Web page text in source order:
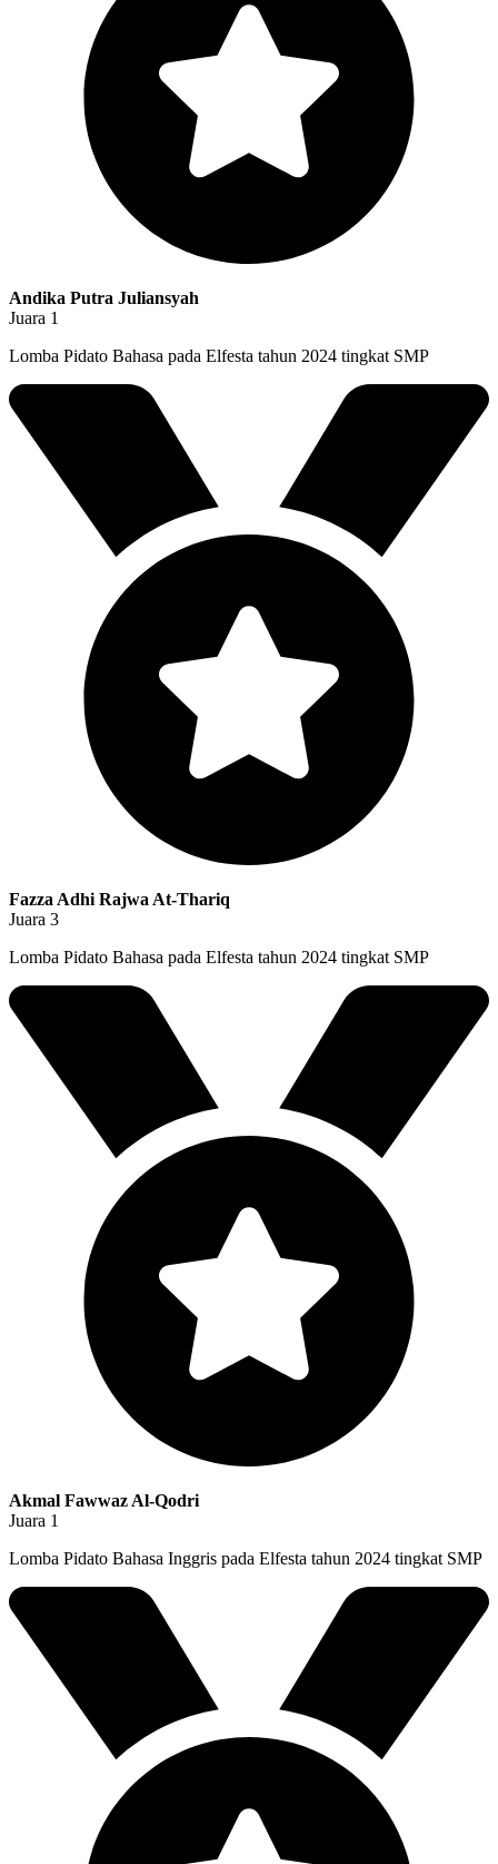
Andika Putra Juliansyah
Juara 1
Lomba Pidato Bahasa pada Elfesta tahun 2024 tingkat SMP
Fazza Adhi Rajwa At-Thariq
Juara 3
Lomba Pidato Bahasa pada Elfesta tahun 2024 tingkat SMP
Akmal Fawwaz Al-Qodri
Juara 1
Lomba Pidato Bahasa Inggris pada Elfesta tahun 2024 tingkat SMP